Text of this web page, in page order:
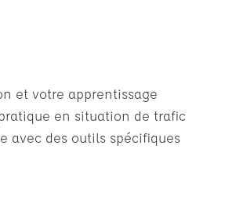
et votre apprentissage
en situation de trafic
avec des outils spécifiques